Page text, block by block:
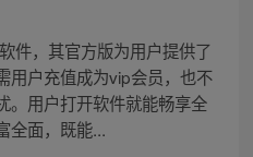
件，其官方版为用户提供了
用户充值成为vip会员，也不
。用户打开软件就能畅享全
全面，既能...